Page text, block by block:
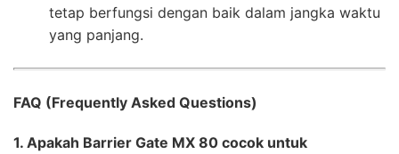
tetap berfungsi dengan baik dalam jangka waktu
yang panjang.
FAQ (Frequently Asked Questions)
1. Apakah Barrier Gate MX 80 cocok untuk